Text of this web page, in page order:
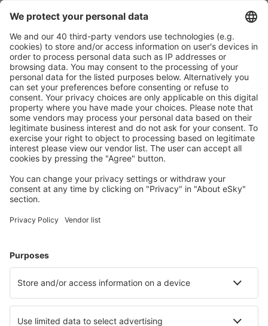
Zoek snel en gemakkelijk
Plan veilig
Zorgeloos boeken met gratiss annuleringsopties.
Bespaar meer
Reisaanbiedingen en speciale aanbiedingen voor
geregistreerde gebruikers.
Kies uit meer dan 1,3 miljoen accommodaties: hotels,
jeugdherbergen, appartementen en meer.
Hotels in Frankrijk - Populaire steden
Hotels in Le Cap d`Agde Hotels in Nice Hotels in Parijs